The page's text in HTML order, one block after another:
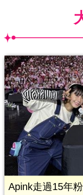
Apink走過15年